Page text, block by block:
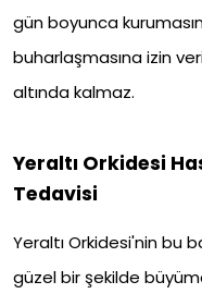
gün boyunca
buharlaşmasına izin
altında kalmaz.
Yeraltı Orkidesi
Tedavisi
Yeraltı Orkidesi'nin bu
güzel bir şekilde